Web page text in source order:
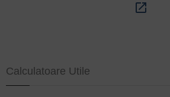
open_in_new
Calculatoare Utile